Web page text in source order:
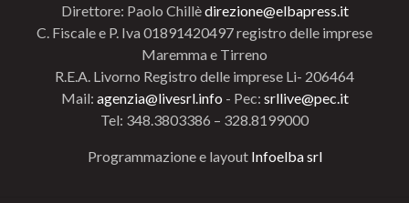
Direttore: Paolo Chillèdirezione@elbapress.it
C. Fiscale e P. Iva 01891420497 registro delle imprese
Maremma e Tirreno
R.E.A. Livorno Registro delle imprese Li- 206464
Mail: agenzia@livesrl.info - Pec: srllive@pec.it
Tel: 348.3803386 – 328.8199000
Programmazione e layout Infoelba srl